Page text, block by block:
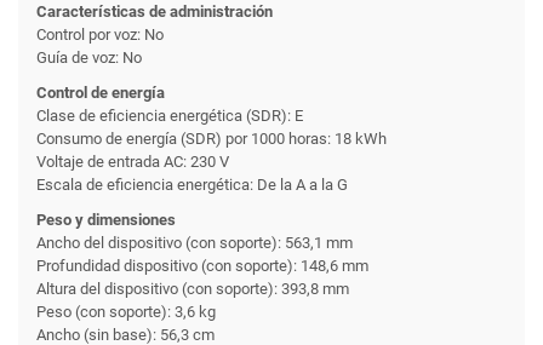
Características de administración
Control por voz: No
Guía de voz: No
Control de energía
Clase de eficiencia energética (SDR): E
Consumo de energía (SDR) por 1000 horas: 18 kWh
Voltaje de entrada AC: 230 V
Escala de eficiencia energética: De la A a la G
Peso y dimensiones
Ancho del dispositivo (con soporte): 563,1 mm
Profundidad dispositivo (con soporte): 148,6 mm
Altura del dispositivo (con soporte): 393,8 mm
Peso (con soporte): 3,6 kg
Ancho (sin base): 56,3 cm